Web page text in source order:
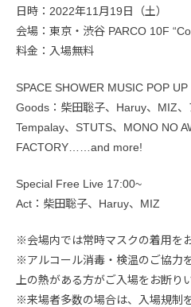
日時：2022年11月19日（土）
会場：東京・渋谷 PARCO 10F
料金：入場無料
SPACE SHOWER MUSIC POP
Goods：柴田聡子、Haruy、MIZ、
Tempalay、STUTS、MONO NO
FACTORY……and more!
Special Free Live 17:00~
Act：柴田聡子、Haruy、MIZ
※会場内では常時マスクの着用を
※アルコール消毒・検温のご協力
上の熱がある方がご入場をお断り
※来場者多数の場合は、入場規制